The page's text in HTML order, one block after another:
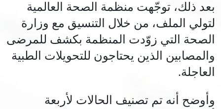
بعد ذلك، توجّهت منظمة الصحة العالمية
لتولي الملف، من خلال التنسيق مع وزارة
الصحة التي زوّدت المنظمة بكشف للمرضى
والمصابين الذين يحتاجون للتحويلات الطبية
العاجلة.
وأوضح أنه تم تصنيف الحالات لأربعة